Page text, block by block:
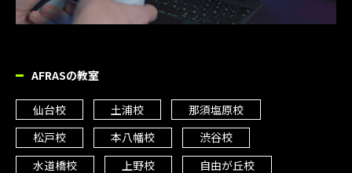
AFRASの教室
仙台校 土浦校
那須塩原校
松戸校
本八幡校
渋谷校
水道橋校
上野校
自由が丘校